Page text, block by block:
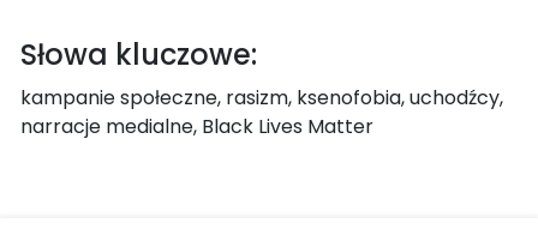
Słowa kluczowe:
kampanie społeczne, rasizm, ksenofobia, uchodźcy,
narracje medialne, Black Lives Matter